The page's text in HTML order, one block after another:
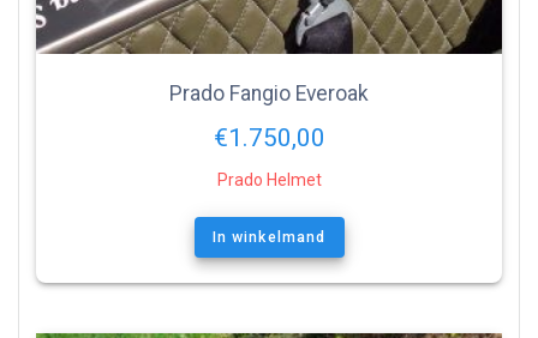
Prado Fangio Everoak
€1.750,00
Prado Helmet
In winkelmand